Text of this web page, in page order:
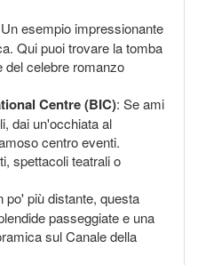
esempio impressionante
Qui puoi trovare la tomba
del celebre romanzo
Centre (BIC): Se ami
dai un'occhiata al
centro eventi.
spettacoli teatrali o
po' più distante, questa
passeggiate e una
sul Canale della